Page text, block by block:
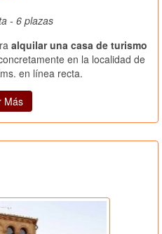
- 6 plazas
alquilar una casa de turismo
en la localidad de
en línea recta.
Más